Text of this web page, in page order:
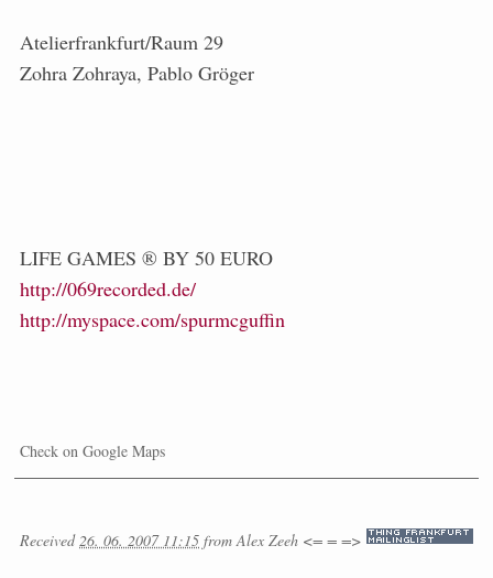
Atelierfrankfurt/Raum 29
Zohra Zohraya, Pablo Gröger
LIFE GAMES ® BY 50 EURO
http://069recorded.de/
http://myspace.com/spurmcguffin
Check on Google Maps
Received26. 06. 2007 11:15 fromAlex Zeeh <= = =>